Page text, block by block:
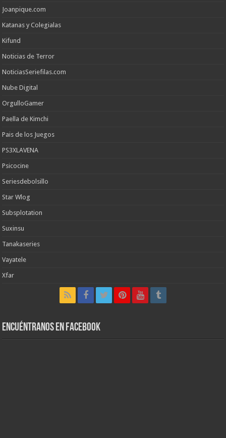
Joanpique.com
Katanas y Colegialas
Kifund
Noticias de Terror
NoticiasSeriefilas.com
Nube Digital
OrgulloGamer
Paella de Kimchi
Pais de los Juegos
PS3XLAVENA
Psicocine
Seriesdebolsillo
Star Wlog
Subsplotation
Suxinsu
Tanakaseries
Vayatele
Xfar
Encuéntranos en Facebook